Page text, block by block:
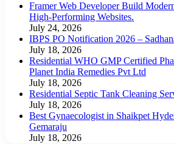
Framer Web Developer Build
High-Performing Websites.
July 24, 2026
IBPS PO Notification 2026 –
July 18, 2026
Residential WHO GMP Certified
Planet India Remedies Pvt Ltd
July 18, 2026
Residential Septic Tank Cleaning
July 18, 2026
Best Gynaecologist in Shaikpet
Gemaraju
July 18, 2026